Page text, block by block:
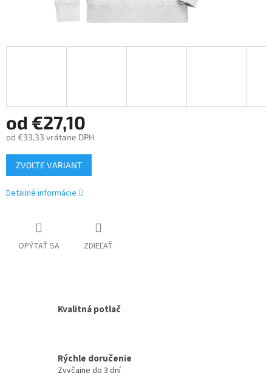
od €27,10
od €33,33 vrátane DPH
Jednotková
cena:
ZVOĽTE VARIANT
Detailné informácie
OPÝTAŤ SA ZDIEĽAŤ
Kvalitná potlač
Rýchle doručenie
Zvyčajne do 3 dní